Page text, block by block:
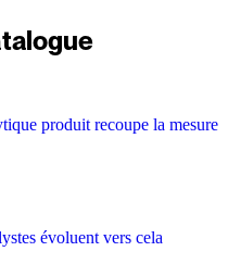
produit recoupe la mesure
évoluent vers cela